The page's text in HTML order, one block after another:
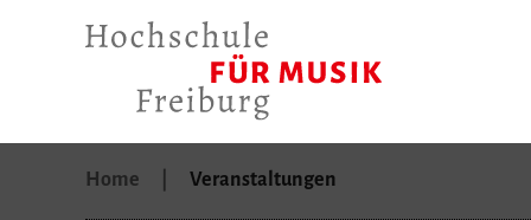
Home Veranstaltungen